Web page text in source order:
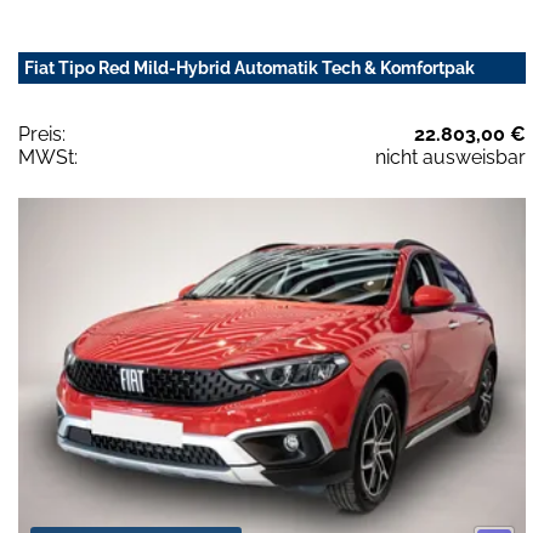
Fiat Tipo Red Mild-Hybrid Automatik Tech & Komfortpak
Preis:
22.803,00 €
MWSt:
nicht ausweisbar